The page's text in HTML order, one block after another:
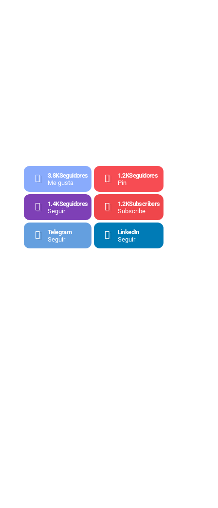
3.8KSeguidores
Me gusta
1.2KSeguidores
Pin
1.4KSeguidores
Seguir
1.2KSubscribers
Subscribe
Telegram
Seguir
LinkedIn
Seguir